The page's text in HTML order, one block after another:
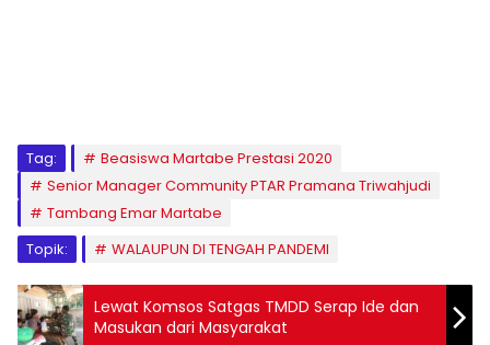
Tag:
Beasiswa Martabe Prestasi 2020
Senior Manager Community PTAR Pramana Triwahjudi
Tambang Emar Martabe
Topik:
WALAUPUN DI TENGAH PANDEMI
Lewat Komsos Satgas TMDD Serap Ide dan
Masukan dari Masyarakat